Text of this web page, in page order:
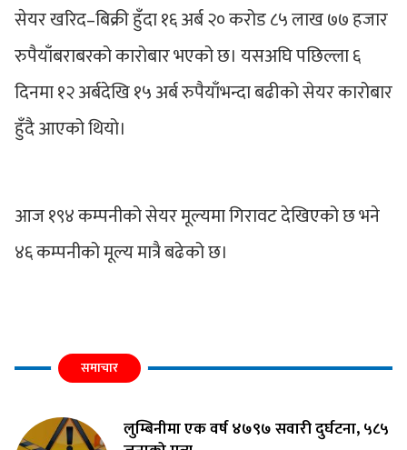
सेयर खरिद–बिक्री हुँदा १६ अर्ब २० करोड ८५ लाख ७७ हजार
रुपैयाँबराबरको कारोबार भएको छ। यसअघि पछिल्ला ६
दिनमा १२ अर्बदेखि १५ अर्ब रुपैयाँभन्दा बढीको सेयर कारोबार
हुँदै आएको थियो।
आज १९४ कम्पनीको सेयर मूल्यमा गिरावट देखिएको छ भने
४६ कम्पनीको मूल्य मात्रै बढेको छ।
समाचार
लुम्बिनीमा एक वर्ष ४७९७ सवारी दुर्घटना, ५८५